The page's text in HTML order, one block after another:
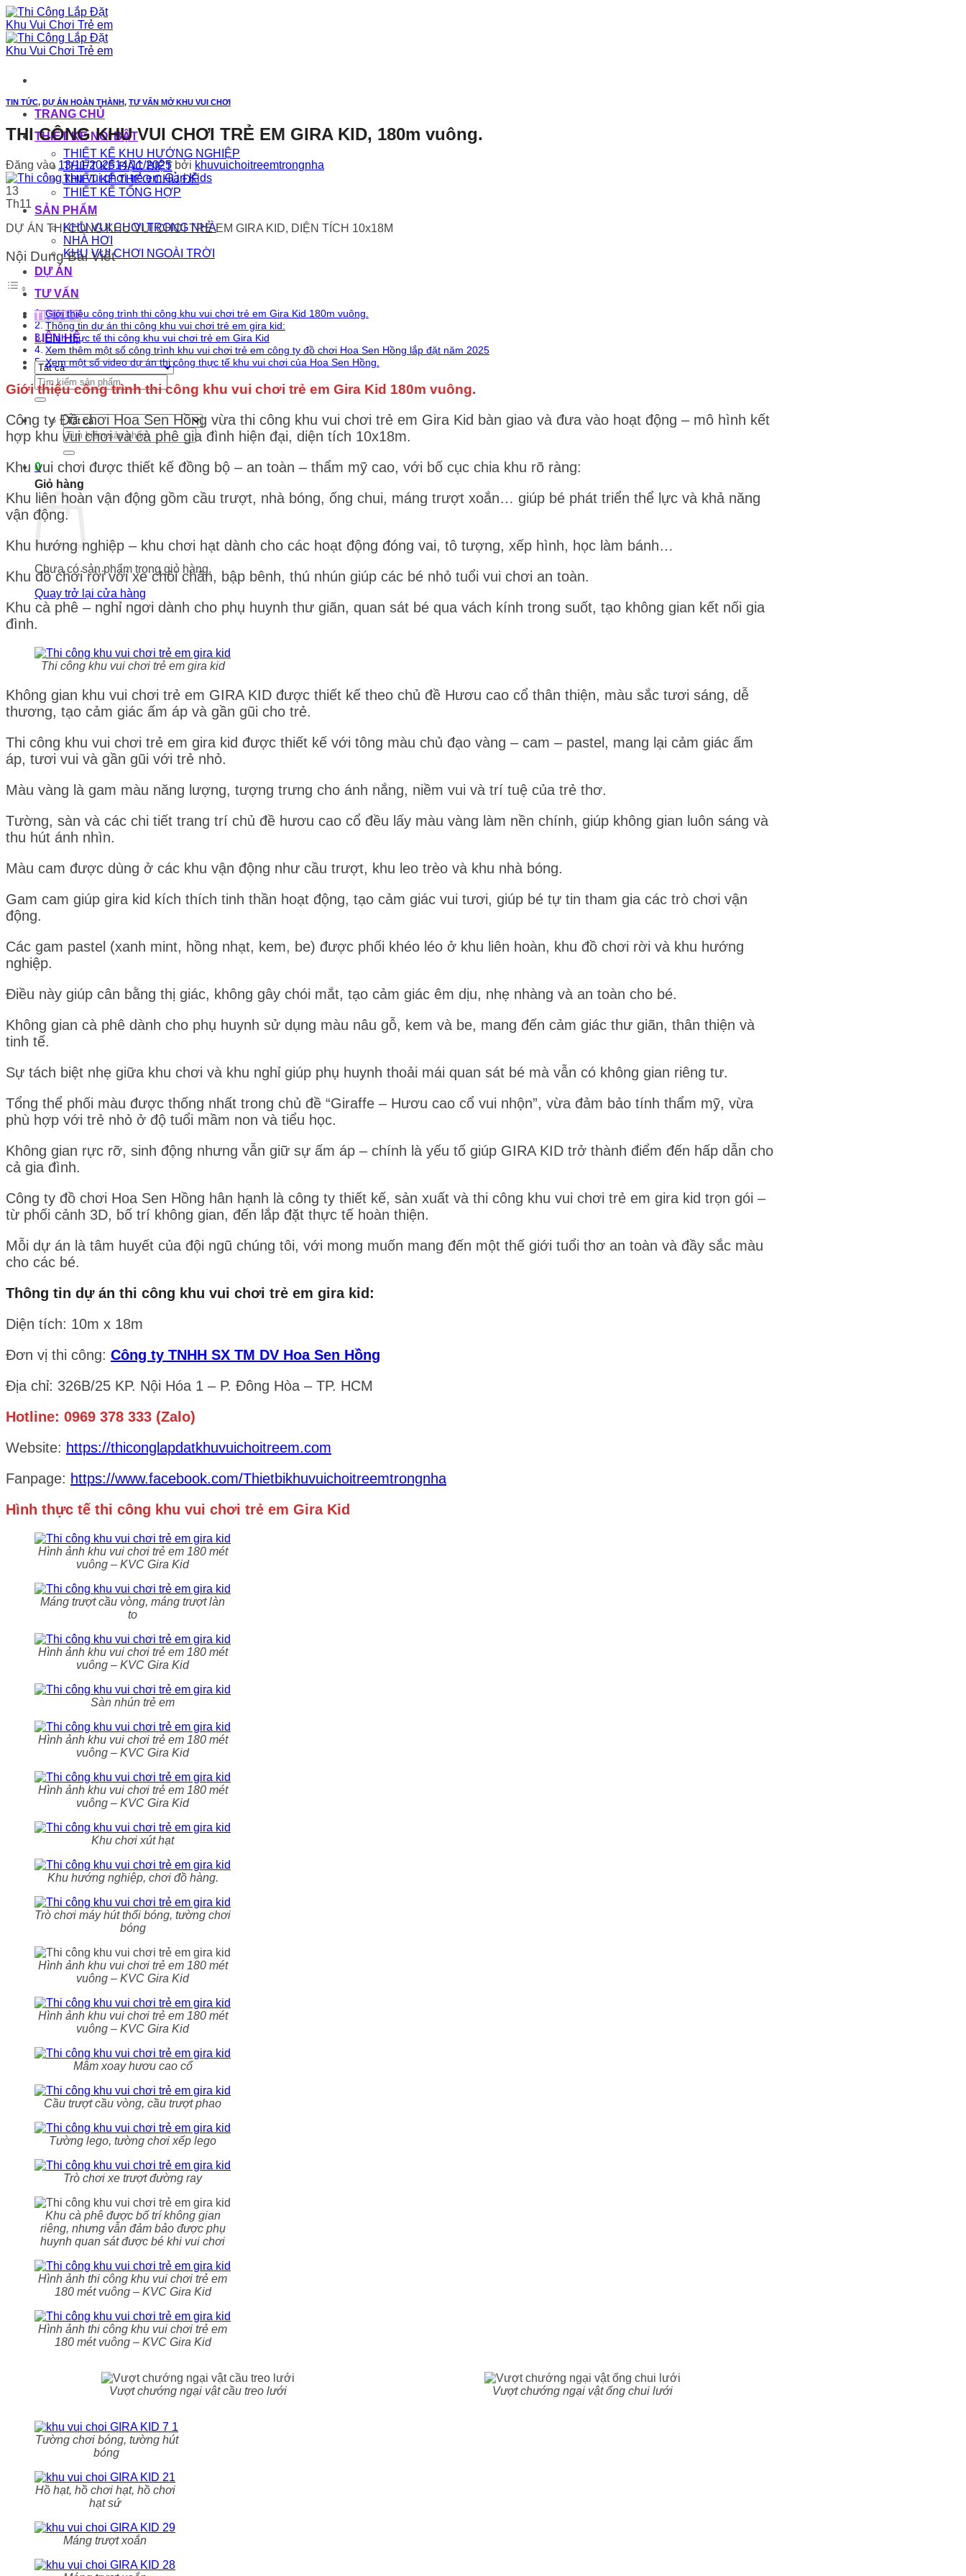
Bỏ
qua
nội
dung
TRANG CHỦ
THIẾT KẾ NỔI BẬT
THIẾT KẾ KHU HƯỚNG NGHIỆP
THIẾT KẾ ĐẶC BIỆT
THIẾT KẾ THEO CHỦ ĐỀ
THIẾT KẾ TỔNG HỢP
SẢN PHẨM
KHU VUI CHƠI TRONG NHÀ
NHÀ HƠI
KHU VUI CHƠI NGOÀI TRỜI
DỰ ÁN
TƯ VẤN
TIN TỨC
LIÊN HỆ
Tìm
kiếm:
Tìm
kiếm:
0
Giỏ hàng
Chưa có sản phẩm trong giỏ hàng.
Quay trở lại cửa hàng
TIN TỨC, DỰ ÁN HOÀN THÀNH, TƯ VẤN MỞ KHU VUI CHƠI
THI CÔNG KHU VUI CHƠI TRẺ EM GIRA KID, 180m vuông.
Đăng vào 13/11/202514/11/2025 bởi khuvuichoitreemtrongnha
13
Th11
DỰ ÁN THI CÔNG KHU VUI CHƠI TRẺ EM GIRA KID, DIỆN TÍCH 10x18M
Nội Dung Bài Viết
Giới thiệu công trình thi công khu vui chơi trẻ em Gira Kid 180m vuông.
Thông tin dự án thi công khu vui chơi trẻ em gira kid:
Hình thực tế thi công khu vui chơi trẻ em Gira Kid
Xem thêm một số công trình khu vui chơi trẻ em công ty đồ chơi Hoa Sen Hồng lắp đặt năm 2025
Xem một số video dự án thi công thực tế khu vui chơi của Hoa Sen Hồng.
Giới thiệu công trình thi công khu vui chơi trẻ em Gira Kid 180m vuông.
Công ty Đồ chơi Hoa Sen Hồng vừa thi công khu vui chơi trẻ em Gira Kid bàn giao và đưa vào hoạt động – mô hình kết
hợp khu vui chơi và cà phê gia đình hiện đại, diện tích 10x18m.
Khu vui chơi được thiết kế đồng bộ – an toàn – thẩm mỹ cao, với bố cục chia khu rõ ràng:
Khu liên hoàn vận động gồm cầu trượt, nhà bóng, ống chui, máng trượt xoắn… giúp bé phát triển thể lực và khả năng
vận động.
Khu hướng nghiệp – khu chơi hạt dành cho các hoạt động đóng vai, tô tượng, xếp hình, học làm bánh…
Khu đồ chơi rời với xe chòi chân, bập bênh, thú nhún giúp các bé nhỏ tuổi vui chơi an toàn.
Khu cà phê – nghỉ ngơi dành cho phụ huynh thư giãn, quan sát bé qua vách kính trong suốt, tạo không gian kết nối gia
đình.
Thi công khu vui chơi trẻ em gira kid
Không gian khu vui chơi trẻ em GIRA KID được thiết kế theo chủ đề Hươu cao cổ thân thiện, màu sắc tươi sáng, dễ
thương, tạo cảm giác ấm áp và gần gũi cho trẻ.
Thi công khu vui chơi trẻ em gira kid được thiết kế với tông màu chủ đạo vàng – cam – pastel, mang lại cảm giác ấm
áp, tươi vui và gần gũi với trẻ nhỏ.
Màu vàng là gam màu năng lượng, tượng trưng cho ánh nắng, niềm vui và trí tuệ của trẻ thơ.
Tường, sàn và các chi tiết trang trí chủ đề hươu cao cổ đều lấy màu vàng làm nền chính, giúp không gian luôn sáng và
thu hút ánh nhìn.
Màu cam được dùng ở các khu vận động như cầu trượt, khu leo trèo và khu nhà bóng.
Gam cam giúp gira kid kích thích tinh thần hoạt động, tạo cảm giác vui tươi, giúp bé tự tin tham gia các trò chơi vận
động.
Các gam pastel (xanh mint, hồng nhạt, kem, be) được phối khéo léo ở khu liên hoàn, khu đồ chơi rời và khu hướng
nghiệp.
Điều này giúp cân bằng thị giác, không gây chói mắt, tạo cảm giác êm dịu, nhẹ nhàng và an toàn cho bé.
Không gian cà phê dành cho phụ huynh sử dụng màu nâu gỗ, kem và be, mang đến cảm giác thư giãn, thân thiện và
tinh tế.
Sự tách biệt nhẹ giữa khu chơi và khu nghỉ giúp phụ huynh thoải mái quan sát bé mà vẫn có không gian riêng tư.
Tổng thể phối màu được thống nhất trong chủ đề “Giraffe – Hươu cao cổ vui nhộn”, vừa đảm bảo tính thẩm mỹ, vừa
phù hợp với trẻ nhỏ ở độ tuổi mầm non và tiểu học.
Không gian rực rỡ, sinh động nhưng vẫn giữ sự ấm áp – chính là yếu tố giúp GIRA KID trở thành điểm đến hấp dẫn cho
cả gia đình.
Công ty đồ chơi Hoa Sen Hồng hân hạnh là công ty thiết kế, sản xuất và thi công khu vui chơi trẻ em gira kid trọn gói –
từ phối cảnh 3D, bố trí không gian, đến lắp đặt thực tế hoàn thiện.
Mỗi dự án là tâm huyết của đội ngũ chúng tôi, với mong muốn mang đến một thế giới tuổi thơ an toàn và đầy sắc màu
cho các bé.
Thông tin dự án thi công khu vui chơi trẻ em gira kid:
Diện tích: 10m x 18m
Đơn vị thi công: Công ty TNHH SX TM DV Hoa Sen Hồng
Địa chỉ: 326B/25 KP. Nội Hóa 1 – P. Đông Hòa – TP. HCM
Hotline: 0969 378 333 (Zalo)
Website: https://thiconglapdatkhuvuichoitreem.com
Fanpage: https://www.facebook.com/Thietbikhuvuichoitreemtrongnha
Hình thực tế thi công khu vui chơi trẻ em Gira Kid
Hình ảnh khu vui chơi trẻ em 180 mét
vuông – KVC Gira Kid
Máng trượt cầu vòng, máng trượt làn
to
Hình ảnh khu vui chơi trẻ em 180 mét
vuông – KVC Gira Kid
Sàn nhún trẻ em
Hình ảnh khu vui chơi trẻ em 180 mét
vuông – KVC Gira Kid
Hình ảnh khu vui chơi trẻ em 180 mét
vuông – KVC Gira Kid
Khu chơi xút hạt
Khu hướng nghiệp, chơi đồ hàng.
Trò chơi máy hút thổi bóng, tường chơi
bóng
Hình ảnh khu vui chơi trẻ em 180 mét
vuông – KVC Gira Kid
Hình ảnh khu vui chơi trẻ em 180 mét
vuông – KVC Gira Kid
Mâm xoay hươu cao cổ
Cầu trượt cầu vòng, cầu trượt phao
Tường lego, tường chơi xếp lego
Trò chơi xe trượt đường ray
Khu cà phê được bố trí không gian
riêng, nhưng vẫn đảm bảo được phụ
huynh quan sát được bé khi vui chơi
Hình ảnh thi công khu vui chơi trẻ em
180 mét vuông – KVC Gira Kid
Hình ảnh thi công khu vui chơi trẻ em
180 mét vuông – KVC Gira Kid
Vượt chướng ngại vật cầu treo lưới Vượt chướng ngại vật ống chui lưới
Tường chơi bóng, tường hút
bóng
Hồ hạt, hồ chơi hạt, hồ chơi
hạt sứ
Máng trượt xoắn